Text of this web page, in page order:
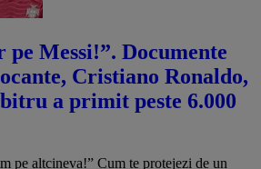
Messi!”. Documente
Cristiano Ronaldo,
a primit peste 6.000